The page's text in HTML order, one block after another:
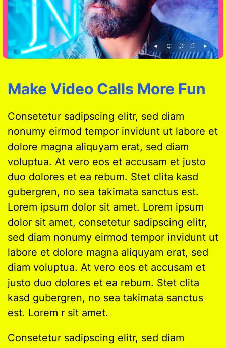
Make Video Calls More Fun
Consetetur sadipscing elitr, sed diam
nonumy eirmod tempor invidunt ut labore et
dolore magna aliquyam erat, sed diam
voluptua. At vero eos et accusam et justo
duo dolores et ea rebum. Stet clita kasd
gubergren, no sea takimata sanctus est.
Lorem ipsum dolor sit amet. Lorem ipsum
dolor sit amet, consetetur sadipscing elitr,
sed diam nonumy eirmod tempor invidunt ut
labore et dolore magna aliquyam erat, sed
diam voluptua. At vero eos et accusam et
justo duo dolores et ea rebum. Stet clita
kasd gubergren, no sea takimata sanctus
est. Lorem r sit amet.
Consetetur sadipscing elitr, sed diam